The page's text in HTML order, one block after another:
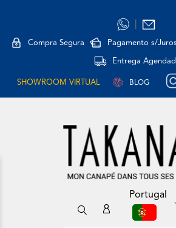
Compra Segura Pagamento s/
Entrega
SHOWROOM VIRTUAL BLOG
Portugal